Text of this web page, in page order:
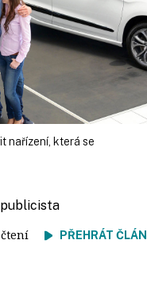
nařízení, která se
publicista
čtení PŘEHRÁT